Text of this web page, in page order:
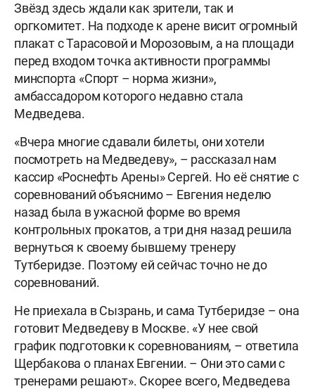
Звёзд здесь ждали как зрители, так и
оргкомитет. На подходе к арене висит огромный
плакат с Тарасовой и Морозовым, а на площади
перед входом точка активности программы
минспорта «Спорт – норма жизни»,
амбассадором которого недавно стала
Медведева.
«Вчера многие сдавали билеты, они хотели
посмотреть на Медведеву», – рассказал нам
кассир «Роснефть Арены» Сергей. Но её снятие с
соревнований объяснимо – Евгения неделю
назад была в ужасной форме во время
контрольных прокатов, а три дня назад решила
вернуться к своему бывшему тренеру
Тутберидзе. Поэтому ей сейчас точно не до
соревнований.
Не приехала в Сызрань, и сама Тутберидзе – она
готовит Медведеву в Москве. «У нее свой
график подготовки к соревнованиям, – ответила
Щербакова о планах Евгении. – Они это сами с
тренерами решают». Скорее всего, Медведева